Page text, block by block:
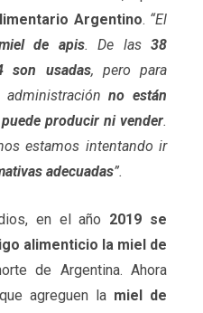
Argentino. “El
de apis. De las38
son usadas, pero para
administraciónno están
producir ni vender.
estamos intentando ir
adecuadas”.
en el año 2019 se
alimenticio la miel de
de Argentina. Ahora
agreguen la miel de